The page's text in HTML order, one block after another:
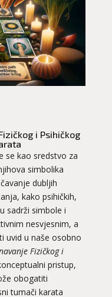
i Psihičkog
se kao sredstvo za
simbolika
dubljih
kako psihičkih,
sadrži simbole i
nesvjesnim, a
uvid u naše osobno
Fizičkog i
pristup,
obogatiti
tumači karata